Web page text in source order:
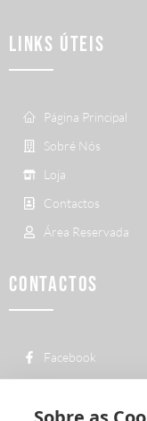
LINKS ÚTEIS
Página Principal
Sobré Nós
Loja
Contactos
Área Reservada
CONTACTOS
Facebook
nacional